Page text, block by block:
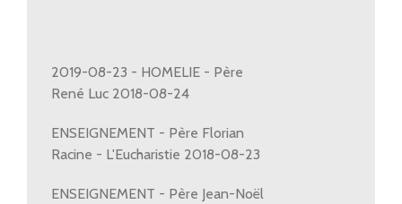
2019-08-23 - HOMELIE - Père
René Luc 2018-08-24
ENSEIGNEMENT - Père Florian
Racine - L'Eucharistie 2018-08-23
ENSEIGNEMENT - Père Jean-Noël